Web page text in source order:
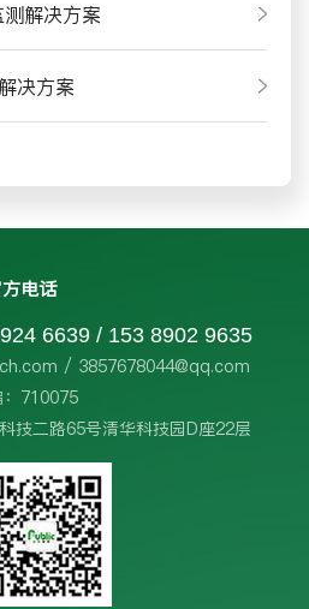
解决方案
决方案
电话
6639 / 153 8902 9635
/ 3857678044@qq.com
710075
技二路65号清华科技园D座22层